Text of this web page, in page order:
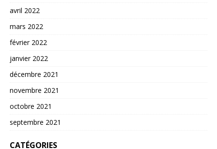
avril 2022
mars 2022
février 2022
janvier 2022
décembre 2021
novembre 2021
octobre 2021
septembre 2021
CATÉGORIES